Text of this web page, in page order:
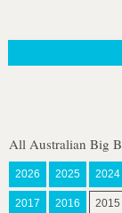
All Australian Big
2026 2025 2024
2017 2016 2015